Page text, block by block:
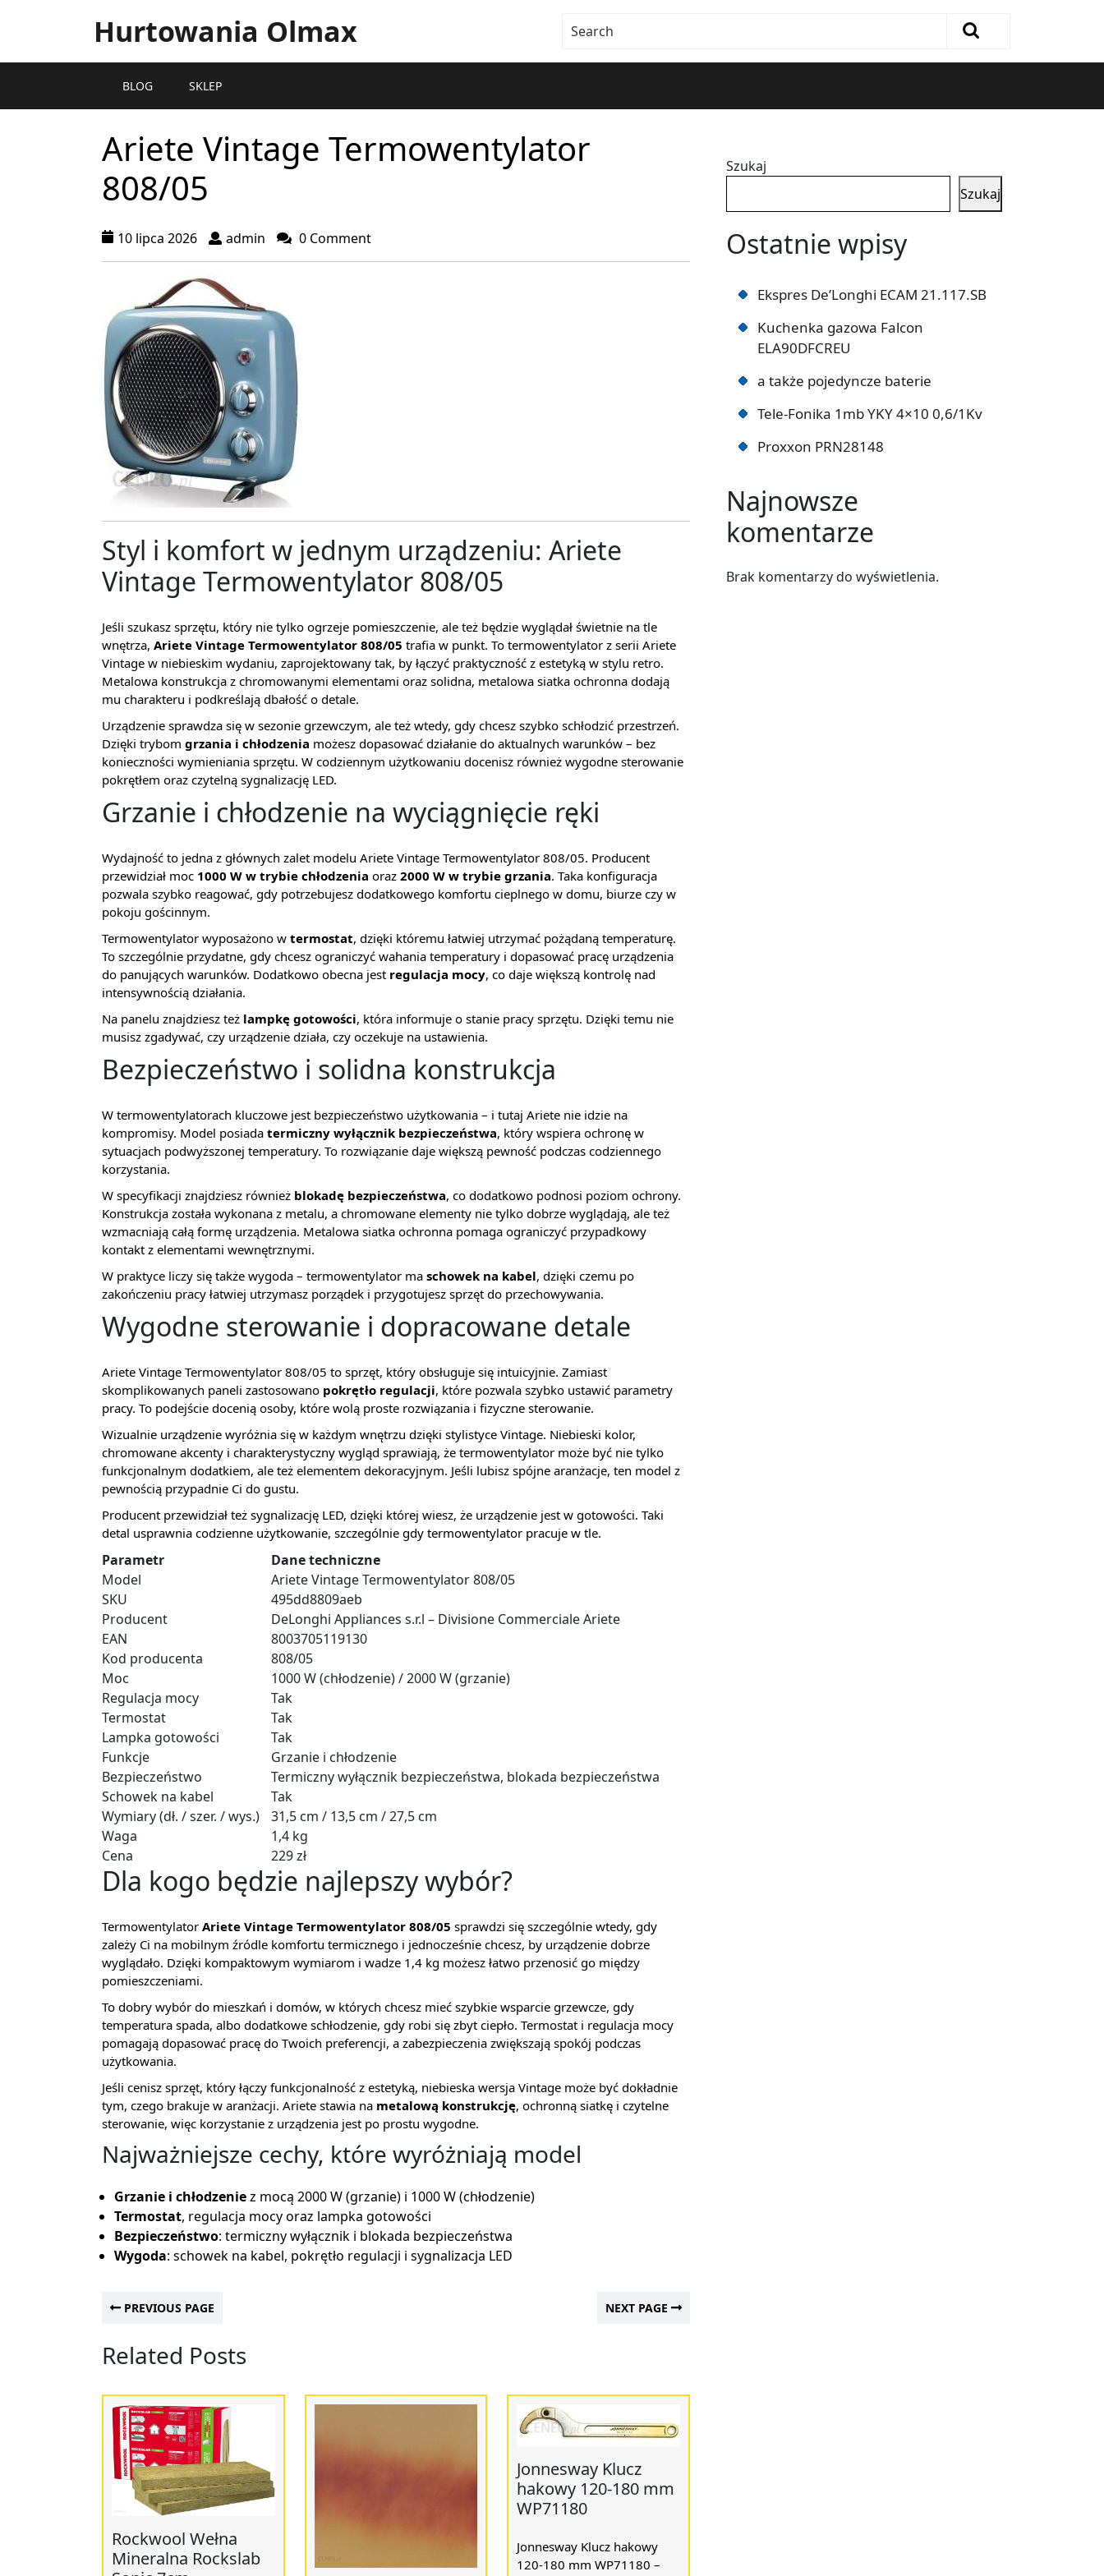
Hurtowania Olmax
BLOG SKLEP
Ariete Vintage Termowentylator
808/05
10 lipca 2026 admin 0 Comment
Styl i komfort w jednym urządzeniu: Ariete
Vintage Termowentylator 808/05
Jeśli szukasz sprzętu, który nie tylko ogrzeje pomieszczenie, ale też będzie wyglądał świetnie na tle
wnętrza, Ariete Vintage Termowentylator 808/05 trafia w punkt. To termowentylator z serii Ariete
Vintage w niebieskim wydaniu, zaprojektowany tak, by łączyć praktyczność z estetyką w stylu retro.
Metalowa konstrukcja z chromowanymi elementami oraz solidna, metalowa siatka ochronna dodają
mu charakteru i podkreślają dbałość o detale.
Urządzenie sprawdza się w sezonie grzewczym, ale też wtedy, gdy chcesz szybko schłodzić przestrzeń.
Dzięki trybom grzania i chłodzenia możesz dopasować działanie do aktualnych warunków – bez
konieczności wymieniania sprzętu. W codziennym użytkowaniu docenisz również wygodne sterowanie
pokrętłem oraz czytelną sygnalizację LED.
Grzanie i chłodzenie na wyciągnięcie ręki
Wydajność to jedna z głównych zalet modelu Ariete Vintage Termowentylator 808/05. Producent
przewidział moc 1000 W w trybie chłodzenia oraz 2000 W w trybie grzania. Taka konfiguracja
pozwala szybko reagować, gdy potrzebujesz dodatkowego komfortu cieplnego w domu, biurze czy w
pokoju gościnnym.
Termowentylator wyposażono w termostat, dzięki któremu łatwiej utrzymać pożądaną temperaturę.
To szczególnie przydatne, gdy chcesz ograniczyć wahania temperatury i dopasować pracę urządzenia
do panujących warunków. Dodatkowo obecna jest regulacja mocy, co daje większą kontrolę nad
intensywnością działania.
Na panelu znajdziesz też lampkę gotowości, która informuje o stanie pracy sprzętu. Dzięki temu nie
musisz zgadywać, czy urządzenie działa, czy oczekuje na ustawienia.
Bezpieczeństwo i solidna konstrukcja
W termowentylatorach kluczowe jest bezpieczeństwo użytkowania – i tutaj Ariete nie idzie na
kompromisy. Model posiada termiczny wyłącznik bezpieczeństwa, który wspiera ochronę w
sytuacjach podwyższonej temperatury. To rozwiązanie daje większą pewność podczas codziennego
korzystania.
W specyfikacji znajdziesz również blokadę bezpieczeństwa, co dodatkowo podnosi poziom ochrony.
Konstrukcja została wykonana z metalu, a chromowane elementy nie tylko dobrze wyglądają, ale też
wzmacniają całą formę urządzenia. Metalowa siatka ochronna pomaga ograniczyć przypadkowy
kontakt z elementami wewnętrznymi.
W praktyce liczy się także wygoda – termowentylator ma schowek na kabel, dzięki czemu po
zakończeniu pracy łatwiej utrzymasz porządek i przygotujesz sprzęt do przechowywania.
Wygodne sterowanie i dopracowane detale
Ariete Vintage Termowentylator 808/05 to sprzęt, który obsługuje się intuicyjnie. Zamiast
skomplikowanych paneli zastosowano pokrętło regulacji, które pozwala szybko ustawić parametry
pracy. To podejście docenią osoby, które wolą proste rozwiązania i fizyczne sterowanie.
Wizualnie urządzenie wyróżnia się w każdym wnętrzu dzięki stylistyce Vintage. Niebieski kolor,
chromowane akcenty i charakterystyczny wygląd sprawiają, że termowentylator może być nie tylko
funkcjonalnym dodatkiem, ale też elementem dekoracyjnym. Jeśli lubisz spójne aranżacje, ten model z
pewnością przypadnie Ci do gustu.
Producent przewidział też sygnalizację LED, dzięki której wiesz, że urządzenie jest w gotowości. Taki
detal usprawnia codzienne użytkowanie, szczególnie gdy termowentylator pracuje w tle.
Parametr
Dane techniczne
Model
Ariete Vintage Termowentylator 808/05
SKU
495dd8809aeb
Producent
DeLonghi Appliances s.r.l – Divisione Commerciale Ariete
EAN
8003705119130
Kod producenta
808/05
Moc
1000 W (chłodzenie) / 2000 W (grzanie)
Regulacja mocy
Tak
Termostat
Tak
Lampka gotowości
Tak
Funkcje
Grzanie i chłodzenie
Bezpieczeństwo
Termiczny wyłącznik bezpieczeństwa, blokada bezpieczeństwa
Schowek na kabel
Tak
Wymiary (dł. / szer. / wys.)
31,5 cm / 13,5 cm / 27,5 cm
Waga
1,4 kg
Cena
229 zł
Dla kogo będzie najlepszy wybór?
Termowentylator Ariete Vintage Termowentylator 808/05 sprawdzi się szczególnie wtedy, gdy
zależy Ci na mobilnym źródle komfortu termicznego i jednocześnie chcesz, by urządzenie dobrze
wyglądało. Dzięki kompaktowym wymiarom i wadze 1,4 kg możesz łatwo przenosić go między
pomieszczeniami.
To dobry wybór do mieszkań i domów, w których chcesz mieć szybkie wsparcie grzewcze, gdy
temperatura spada, albo dodatkowe schłodzenie, gdy robi się zbyt ciepło. Termostat i regulacja mocy
pomagają dopasować pracę do Twoich preferencji, a zabezpieczenia zwiększają spokój podczas
użytkowania.
Jeśli cenisz sprzęt, który łączy funkcjonalność z estetyką, niebieska wersja Vintage może być dokładnie
tym, czego brakuje w aranżacji. Ariete stawia na metalową konstrukcję, ochronną siatkę i czytelne
sterowanie, więc korzystanie z urządzenia jest po prostu wygodne.
Najważniejsze cechy, które wyróżniają model
Grzanie i chłodzeniez mocą 2000 W (grzanie) i 1000 W (chłodzenie)
Termostat, regulacja mocy oraz lampka gotowości
Bezpieczeństwo: termiczny wyłącznik i blokada bezpieczeństwa
Wygoda: schowek na kabel, pokrętło regulacji i sygnalizacja LED
PREVIOUS PAGE NEXT PAGE
Related Posts
Rockwool Wełna
Mineralna Rockslab
Jonnesway Klucz
hakowy 120-180 mm
WP71180
Jonnesway Klucz hakowy
120-180 mm WP71180 –
Szukaj
Szukaj
Ostatnie wpisy
Ekspres De’Longhi ECAM 21.117.SB
Kuchenka gazowa Falcon
ELA90DFCREU
a także pojedyncze baterie
Tele-Fonika 1mb YKY 4×10 0,6/1Kv
Proxxon PRN28148
Najnowsze
komentarze
Brak komentarzy do wyświetlenia.